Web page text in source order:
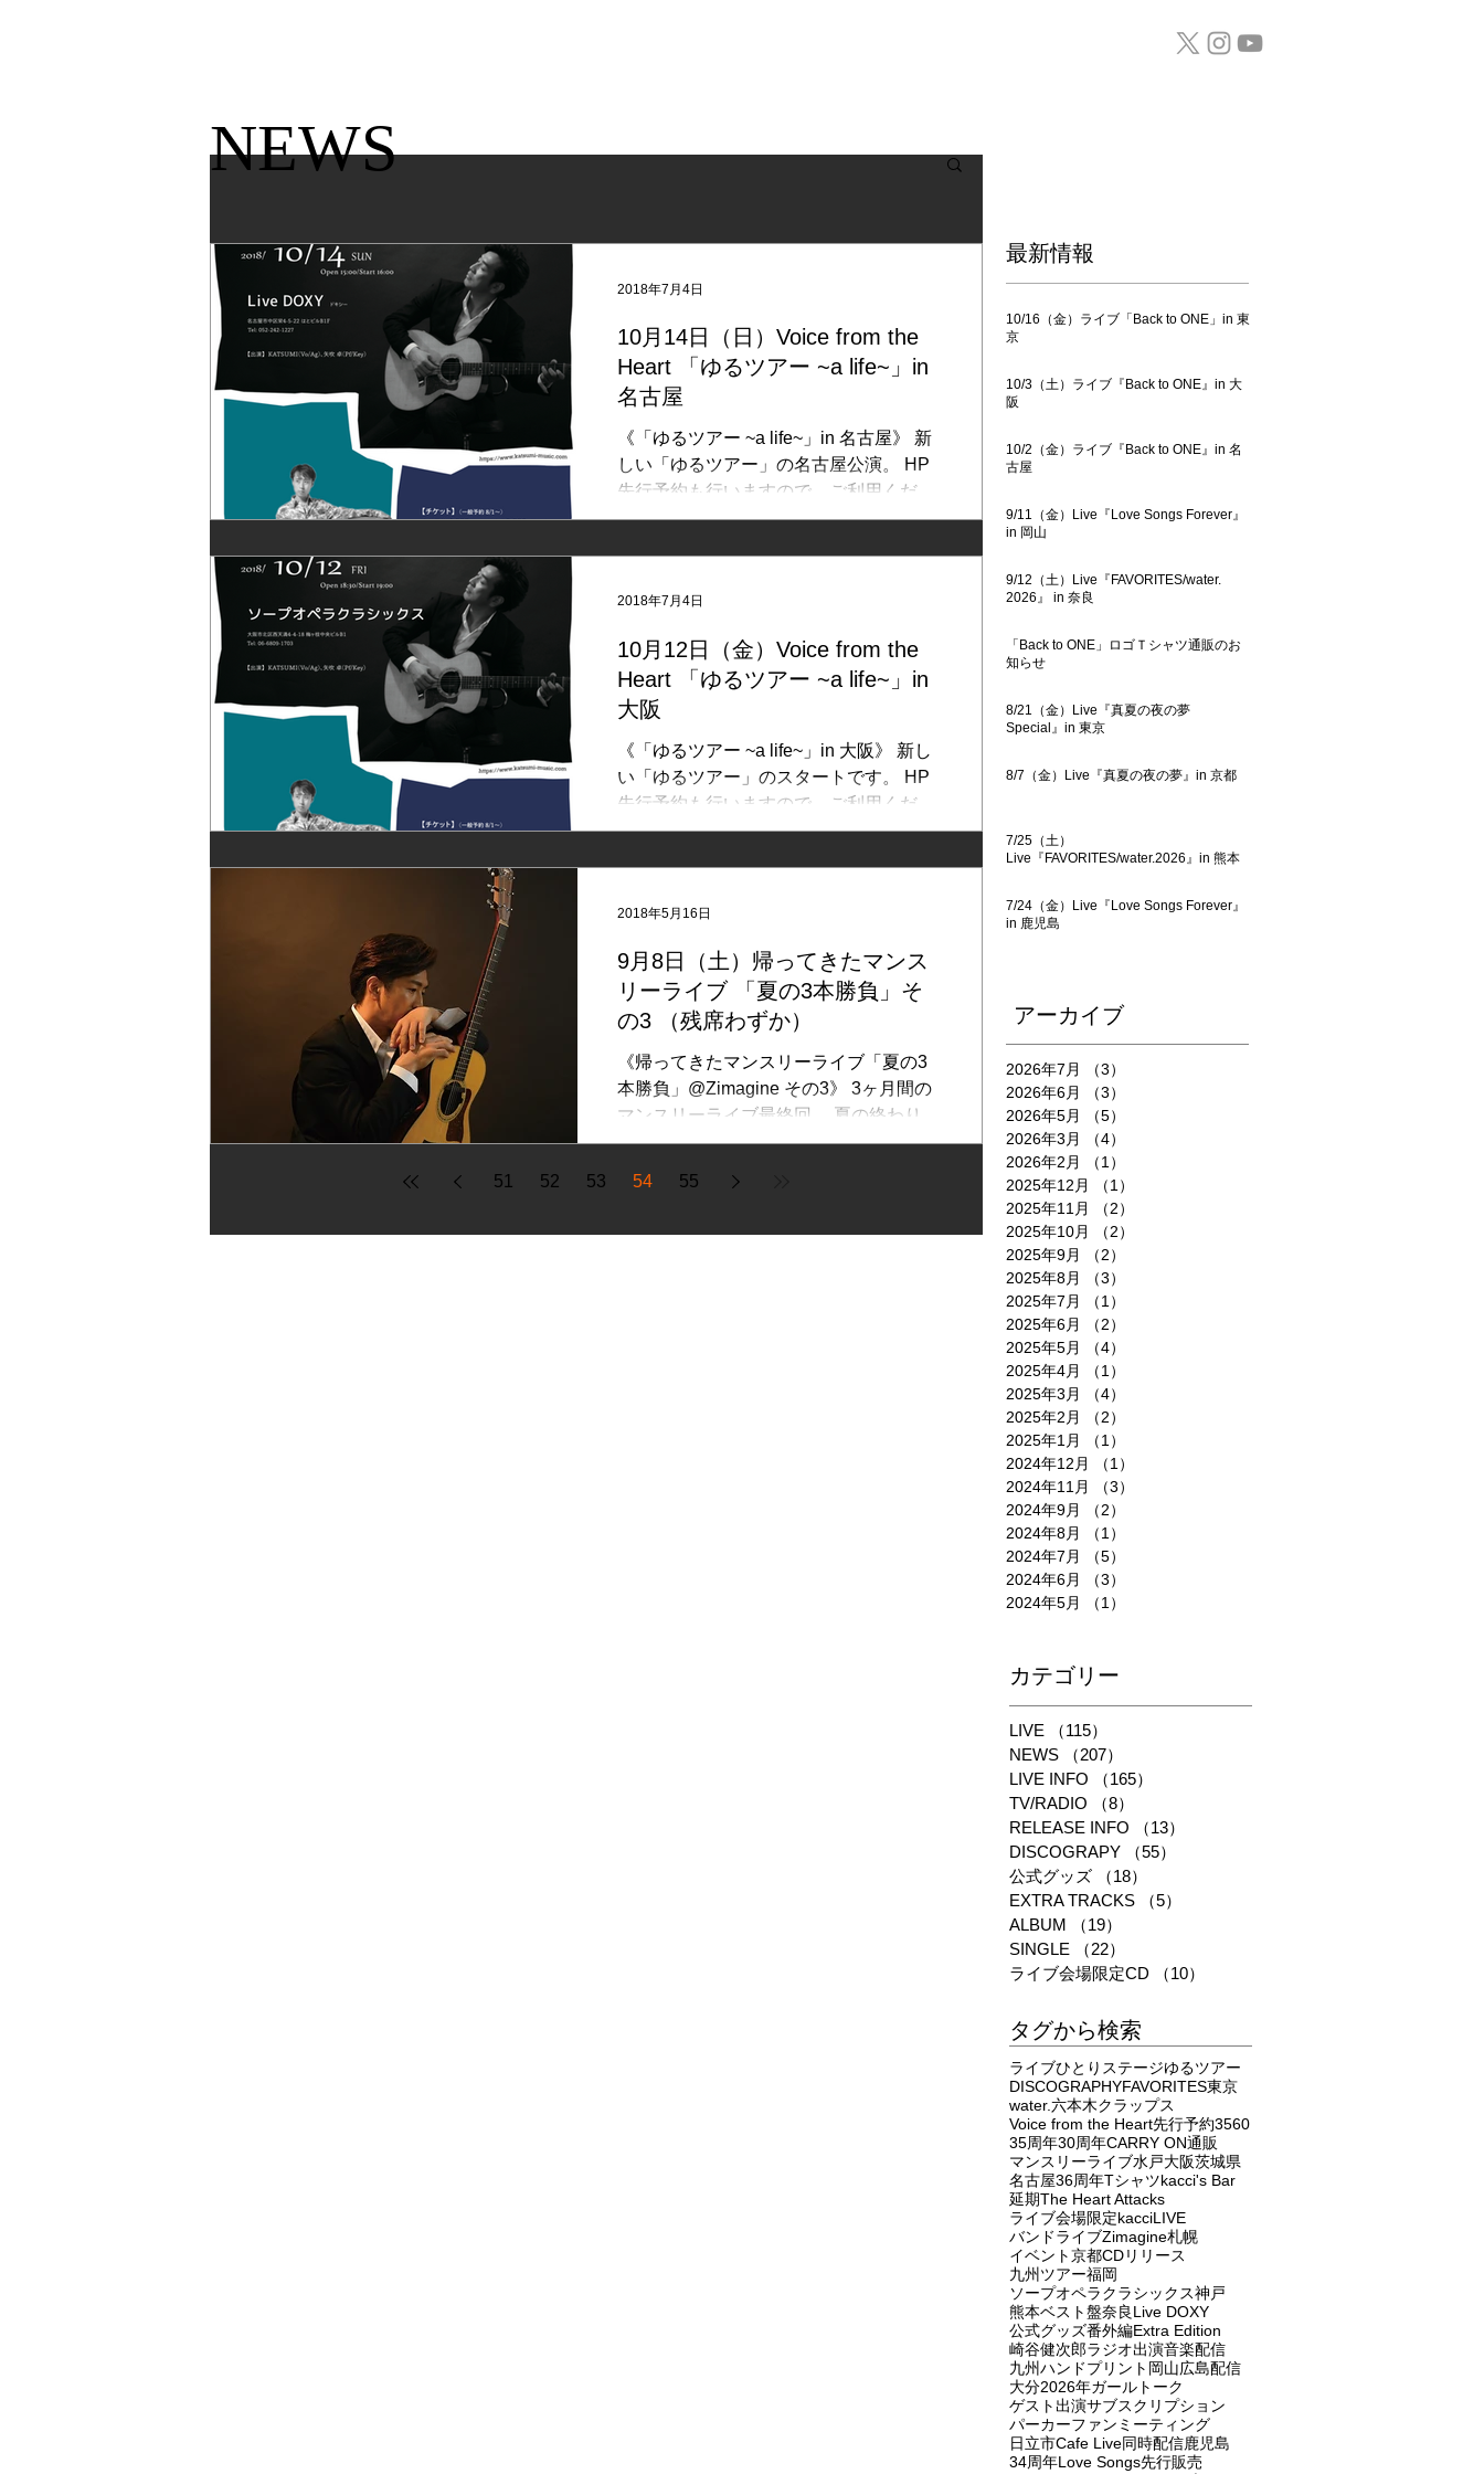
10月14日（日）Voice from the
Heart 「ゆるツアー ~a life~」in
名古屋
《「ゆるツアー ~a life~」in 名古屋》 新
しい「ゆるツアー」の名古屋公演。 HP
先行予約も行いますので、ご利用くださ
い。 ■出演：KATSUMI(Vo, Ag)、矢吹 卓
2018年7月4日
10月12日（金）Voice from the
Heart 「ゆるツアー ~a life~」in
大阪
《「ゆるツアー ~a life~」in 大阪》 新し
い「ゆるツアー」のスタートです。 HP
先行予約も行いますので、ご利用くださ
い。 ■出演：KATSUMI(Vo, Ag)、矢吹 卓
2018年7月4日
9月8日（土）帰ってきたマンス
リーライブ 「夏の3本勝負」そ
の3 （残席わずか）
《帰ってきたマンスリーライブ「夏の3
本勝負」@Zimagine その3》 3ヶ月間の
マンスリーライブ最終回。 夏の終わりに
お届けするのはどんな曲・・・？ お楽し
卓(Pf, Key) ■日時：2018/9/8（土） ...
2018年5月16日
51 52 53 54 55
NEWS​
​最新情報
10/16（金）ライブ「Back to ONE」in 東
京
10/3（土）ライブ『Back to ONE』in 大
阪
10/2（金）ライブ『Back to ONE』in 名
古屋
9/11（金）Live『Love Songs Forever』
in 岡山
9/12（土）Live『FAVORITES/water.
2026』 in 奈良
「Back to ONE」ロゴＴシャツ通販のお
知らせ
8/21（金）Live『真夏の夜の夢
Special』in 東京
8/7（金）Live『真夏の夜の夢』in 京都
7/25（土）
Live『FAVORITES/water.2026』in 熊本
7/24（金）Live『Love Songs Forever』
in 鹿児島
アーカイブ
2026年7月 （3）
2026年6月
（3）
2026年5月
（5）
2026年3月
（4）
2026年2月
（1）
2025年12月
（1）
2025年11月
（2）
2025年10月
（2）
2025年9月
（2）
2025年8月
（3）
2025年7月
（1）
2025年6月
（2）
2025年5月
（4）
2025年4月
（1）
2025年3月
（4）
2025年2月
（2）
2025年1月
（1）
2024年12月
（1）
2024年11月
（3）
2024年9月
（2）
2024年8月
（1）
2024年7月
（5）
2024年6月
（3）
2024年5月
（1）
​カテゴリー
LIVE （115）
NEWS
（207）
LIVE INFO
（165）
TV/RADIO
（8）
RELEASE INFO
（13）
DISCOGRAPY
（55）
公式グッズ
（18）
EXTRA TRACKS
（5）
ALBUM
（19）
SINGLE
（22）
ライブ会場限定CD
（10）
タグから検索
ライブひとりステージゆるツアー
DISCOGRAPHYFAVORITES東京
water.六本木クラップス
Voice from the Heart先行予約3560
35周年30周年CARRY ON通販
マンスリーライブ水戸大阪茨城県
名古屋36周年Tシャツkacci's Bar
延期The Heart Attacks
ライブ会場限定kacciLIVE
バンドライブZimagine札幌
イベント京都CDリリース
九州ツアー福岡
ソープオペラクラシックス神戸
熊本ベスト盤奈良Live DOXY
公式グッズ番外編Extra Edition
崎谷健次郎ラジオ出演音楽配信
九州ハンドプリント 岡山広島配信
大分2026年ガールトーク
ゲスト出演サブスクリプション
パーカーファンミーティング
日立市Cafe Live同時配信鹿児島
34周年Love Songs先行販売